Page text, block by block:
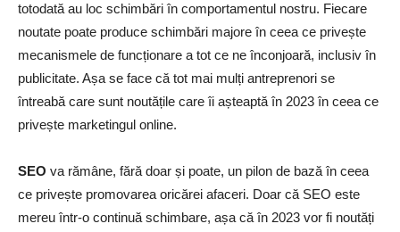
totodată au loc schimbări în comportamentul nostru. Fiecare
noutate poate produce schimbări majore în ceea ce privește
mecanismele de funcționare a tot ce ne înconjoară, inclusiv în
publicitate. Așa se face că tot mai mulți antreprenori se
întreabă care sunt noutățile care îi așteaptă în 2023 în ceea ce
privește marketingul online.
SEO va rămâne, fără doar și poate, un pilon de bază în ceea
ce privește promovarea oricărei afaceri. Doar că SEO este
mereu într-o continuă schimbare, așa că în 2023 vor fi noutăți